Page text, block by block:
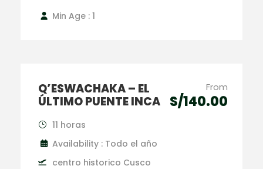
Min Age : 1
Q’ESWACHAKA – EL
ÚLTIMO PUENTE INCA
From
S/140.00
11 horas
Availability : Todo el año
centro historico Cusco